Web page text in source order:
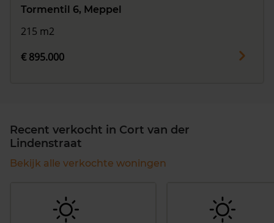
Tormentil 6, Meppel
215 m2
€ 895.000
Recent verkocht in Cort van der
Lindenstraat
Bekijk alle verkochte woningen